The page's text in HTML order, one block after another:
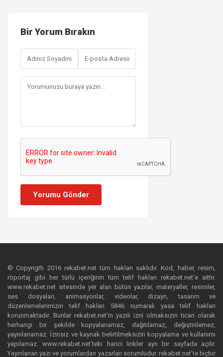
Bir Yorum Bırakın
Yorumu Gönder
© Copyrigth 2016 rekabet.net tüm hakları saklıdır. Kod, haber, resim,
röportaj gibi her türlü içeriğinin tüm telif hakları rekabet.net’e aittir.
www.rekabet.net sitesinde yer alan bütün yazılar, materyaller, resimler,
ses dosyaları, animasyonlar, videolar, dizayn, tasarım ve
düzenlemelerimizin telif hakları 5846 numaralı yasa telif hakları
korunmaktadır. Bunlar rekabet.net’in yazılı izni olmaksızın ticari olarak
herhangi bir şekilde kopyalanamaz, dağıtılamaz, değiştirilemez,
yayınlanamaz. İzinsiz ve kaynak belirtilmeksizin kopyalama ve kullanımı
yapılamaz. www.rekabet.net’teki harici linkler ayrı bir sayfada açılır.
Yayınlanan yazı ve yorumlardan yazarları sorumludur. rekabet.net’te hiçbir